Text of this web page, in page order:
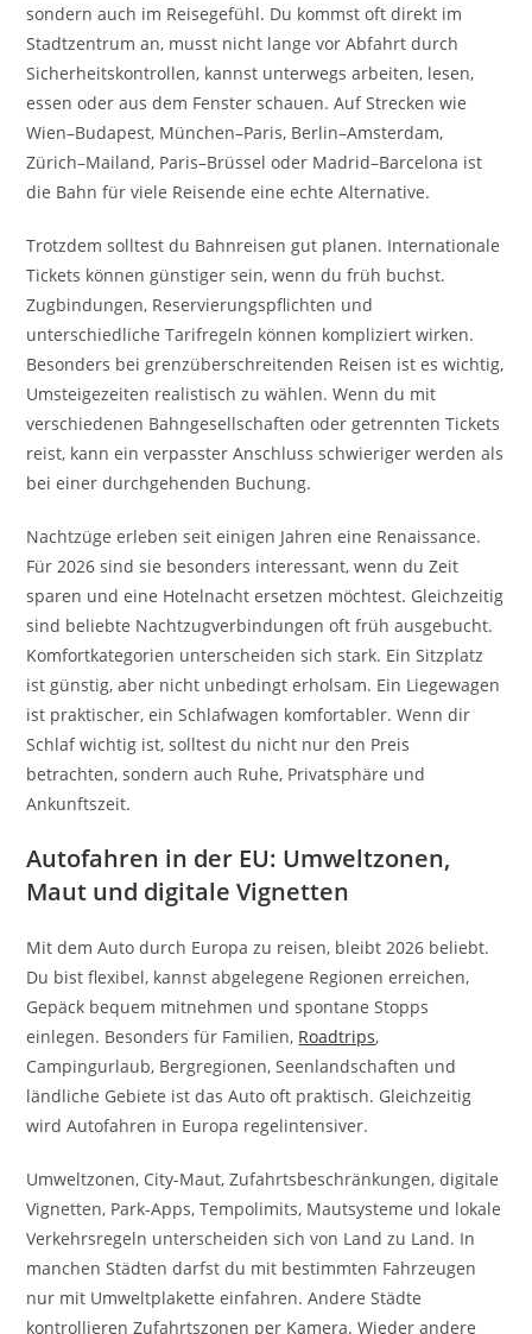
sondern auch im Reisegefühl. Du kommst oft direkt im
Stadtzentrum an, musst nicht lange vor Abfahrt durch
Sicherheitskontrollen, kannst unterwegs arbeiten, lesen,
essen oder aus dem Fenster schauen. Auf Strecken wie
Wien–Budapest, München–Paris, Berlin–Amsterdam,
Zürich–Mailand, Paris–Brüssel oder Madrid–Barcelona ist
die Bahn für viele Reisende eine echte Alternative.
Trotzdem solltest du Bahnreisen gut planen. Internationale
Tickets können günstiger sein, wenn du früh buchst.
Zugbindungen, Reservierungspflichten und
unterschiedliche Tarifregeln können kompliziert wirken.
Besonders bei grenzüberschreitenden Reisen ist es wichtig,
Umsteigezeiten realistisch zu wählen. Wenn du mit
verschiedenen Bahngesellschaften oder getrennten Tickets
reist, kann ein verpasster Anschluss schwieriger werden als
bei einer durchgehenden Buchung.
Nachtzüge erleben seit einigen Jahren eine Renaissance.
Für 2026 sind sie besonders interessant, wenn du Zeit
sparen und eine Hotelnacht ersetzen möchtest. Gleichzeitig
sind beliebte Nachtzugverbindungen oft früh ausgebucht.
Komfortkategorien unterscheiden sich stark. Ein Sitzplatz
ist günstig, aber nicht unbedingt erholsam. Ein Liegewagen
ist praktischer, ein Schlafwagen komfortabler. Wenn dir
Schlaf wichtig ist, solltest du nicht nur den Preis
betrachten, sondern auch Ruhe, Privatsphäre und
Ankunftszeit.
Autofahren in der EU: Umweltzonen,
Maut und digitale Vignetten
Mit dem Auto durch Europa zu reisen, bleibt 2026 beliebt.
Du bist flexibel, kannst abgelegene Regionen erreichen,
Gepäck bequem mitnehmen und spontane Stopps
einlegen. Besonders für Familien, Roadtrips,
Campingurlaub, Bergregionen, Seenlandschaften und
ländliche Gebiete ist das Auto oft praktisch. Gleichzeitig
wird Autofahren in Europa regelintensiver.
Umweltzonen, City-Maut, Zufahrtsbeschränkungen, digitale
Vignetten, Park-Apps, Tempolimits, Mautsysteme und lokale
Verkehrsregeln unterscheiden sich von Land zu Land. In
manchen Städten darfst du mit bestimmten Fahrzeugen
nur mit Umweltplakette einfahren. Andere Städte
kontrollieren Zufahrtszonen per Kamera. Wieder andere